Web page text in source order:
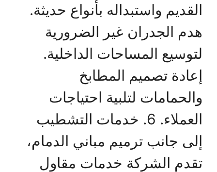
القديم واستبداله بأنواع حديثة.
هدم الجدران غير الضرورية
لتوسيع المساحات الداخلية.
إعادة تصميم المطابخ
والحمامات لتلبية احتياجات
العملاء. 6. خدمات التشطيب
إلى جانب ترميم مباني الدمام،
تقدم الشركة خدمات مقاول